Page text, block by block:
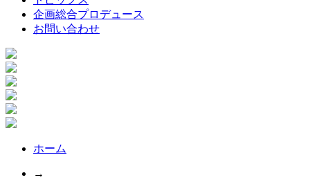
企画総合プロデュース
お問い合わせ
ホーム
→